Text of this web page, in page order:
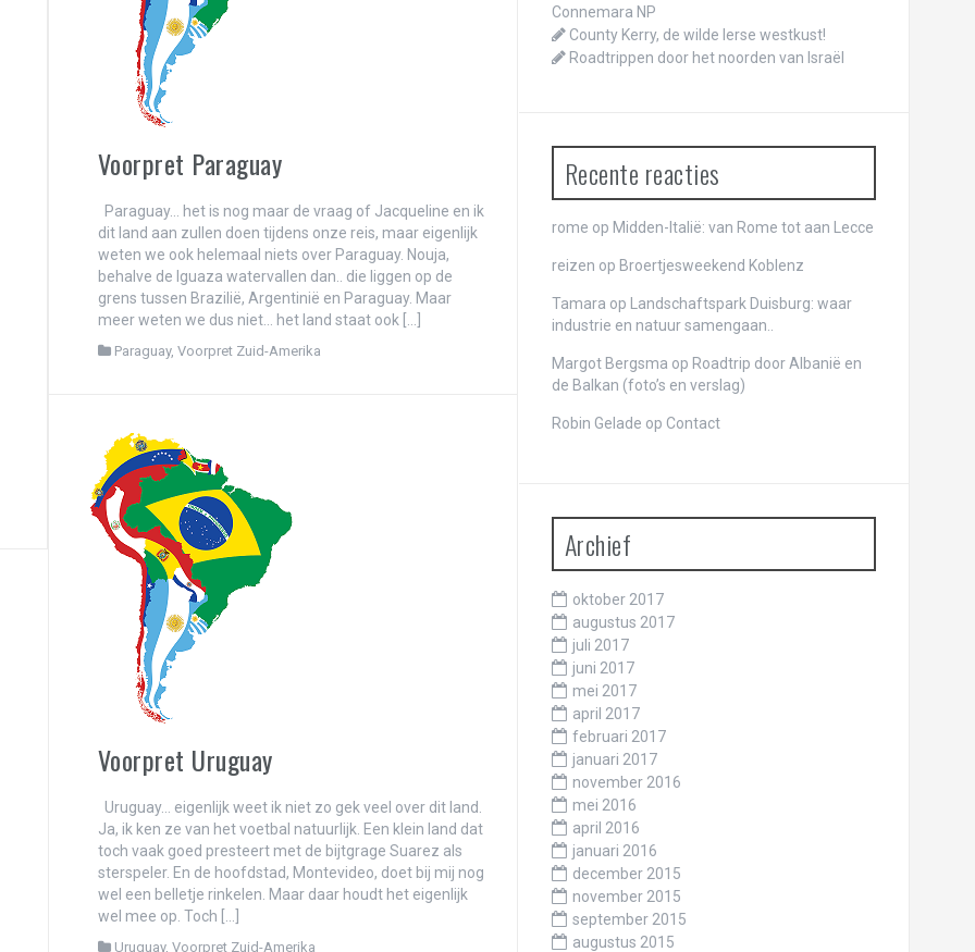
het vliegtuig uit…
over een andere planeet?
Voorpret Paraguay
Paraguay… het is nog maar de vraag of Jacqueline en ik
dit land aan zullen doen tijdens onze reis, maar eigenlijk
weten we ook helemaal niets over Paraguay. Nouja,
behalve de Iguaza watervallen dan.. die liggen op de
grens tussen Brazilië, Argentinië en Paraguay. Maar
meer weten we dus niet… het land staat ook […]
Paraguay, Voorpret Zuid-Amerika
Voorpret Uruguay
Uruguay… eigenlijk weet ik niet zo gek veel over dit land.
Ja, ik ken ze van het voetbal natuurlijk. Een klein land dat
toch vaak goed presteert met de bijtgrage Suarez als
sterspeler. En de hoofdstad, Montevideo, doet bij mij nog
wel een belletje rinkelen. Maar daar houdt het eigenlijk
wel mee op. Toch […]
Uruguay, Voorpret Zuid-Amerika
Connemara NP
County Kerry, de wilde Ierse westkust!
Roadtrippen door het noorden van Israël
Recente reacties
rome op Midden-Italië: van Rome tot aan Lecce
reizen op Broertjesweekend Koblenz
Tamara op
Landschaftspark Duisburg: waar
industrie en natuur samengaan..
Margot Bergsma op Roadtrip door Albanië en
de Balkan (foto’s en verslag)
Robin Gelade op Contact
Archief
oktober 2017
augustus 2017
juli 2017
juni 2017
mei 2017
april 2017
februari 2017
januari 2017
november 2016
mei 2016
april 2016
januari 2016
december 2015
november 2015
september 2015
augustus 2015